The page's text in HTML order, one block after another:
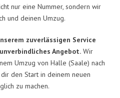
nur eine Nummer, sondern wir
und deinen Umzug.
zuverlässigen Service
Angebot. Wir
Umzug von Halle (Saale) nach
den Start in deinem neuen
zu machen.